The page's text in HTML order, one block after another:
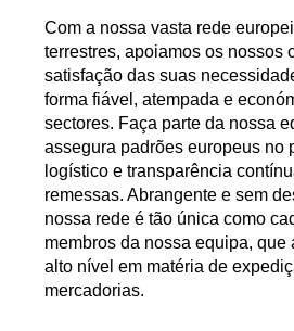
Com a nossa vasta rede
terrestres, apoiamos os nossos
satisfação das suas
forma fiável, atempada e
sectores. Faça parte da nossa
assegura padrões europeus no
logístico e transparência
remessas. Abrangente e sem
nossa rede é tão única como
membros da nossa equipa, que
alto nível em matéria de
mercadorias.